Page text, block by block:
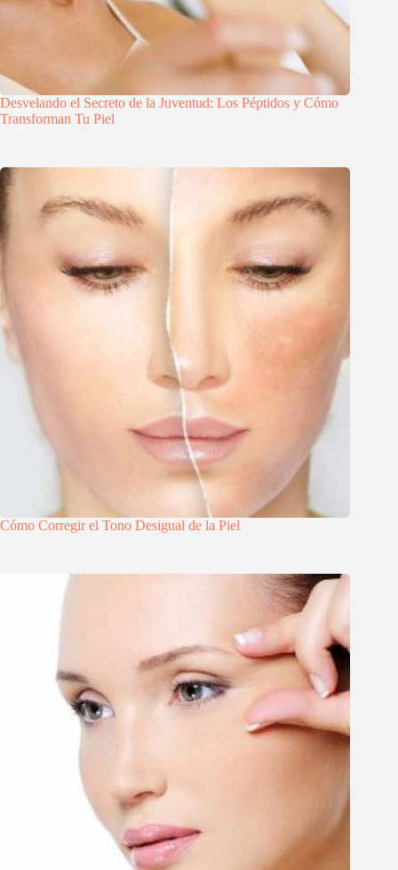
Desvelando el Secreto de la Juventud: Los Péptidos y Cómo
Transforman Tu Piel
Cómo Corregir el Tono Desigual de la Piel